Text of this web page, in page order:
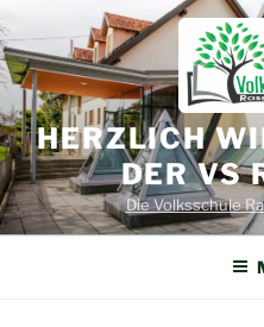
Zum
Inhalt
springen
HERZLICH
DER VS
Die Volksschule